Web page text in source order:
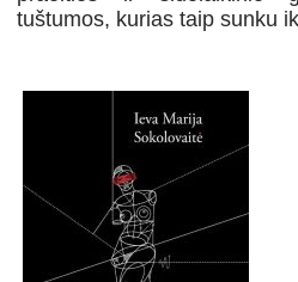
tuštumos, kurias taip sunku